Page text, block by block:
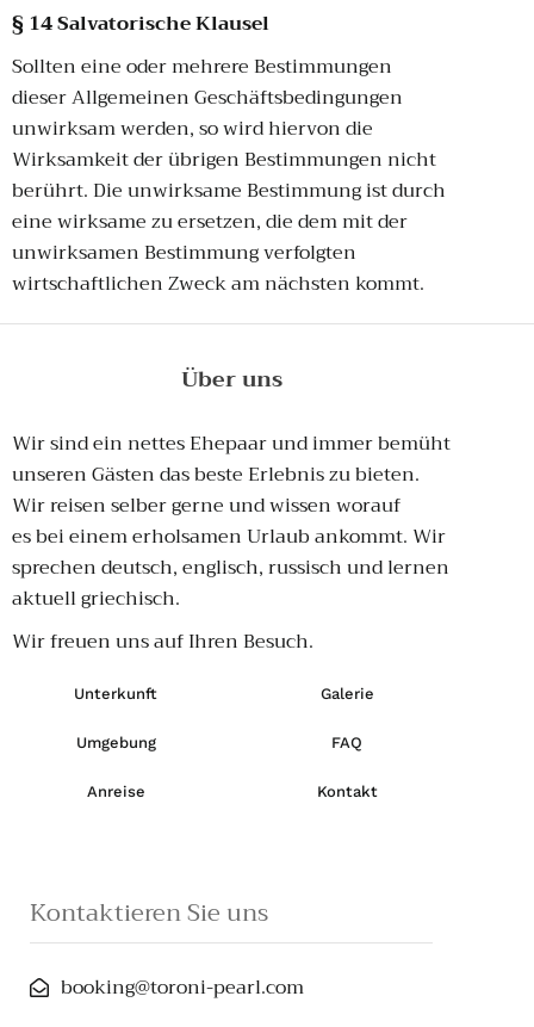
§ 14 Salvatorische Klausel
Sollten eine oder mehrere Bestimmungen
dieser Allgemeinen Geschäftsbedingungen
unwirksam werden, so wird hiervon die
Wirksamkeit der übrigen Bestimmungen nicht
berührt. Die unwirksame Bestimmung ist durch
eine wirksame zu ersetzen, die dem mit der
unwirksamen Bestimmung verfolgten
wirtschaftlichen Zweck am nächsten kommt.
Über uns
Wir sind ein nettes Ehepaar und immer bemüht
unseren Gästen das beste Erlebnis zu bieten.
Wir reisen selber gerne und wissen worauf
esbei einem erholsamen Urlaubankommt. Wir
sprechen deutsch, englisch, russisch und lernen
aktuell griechisch.
Wir freuen uns auf Ihren Besuch.
Unterkunft
Umgebung
Anreise
Galerie
FAQ
Kontakt
Kontaktieren Sie uns
booking@toroni-pearl.com